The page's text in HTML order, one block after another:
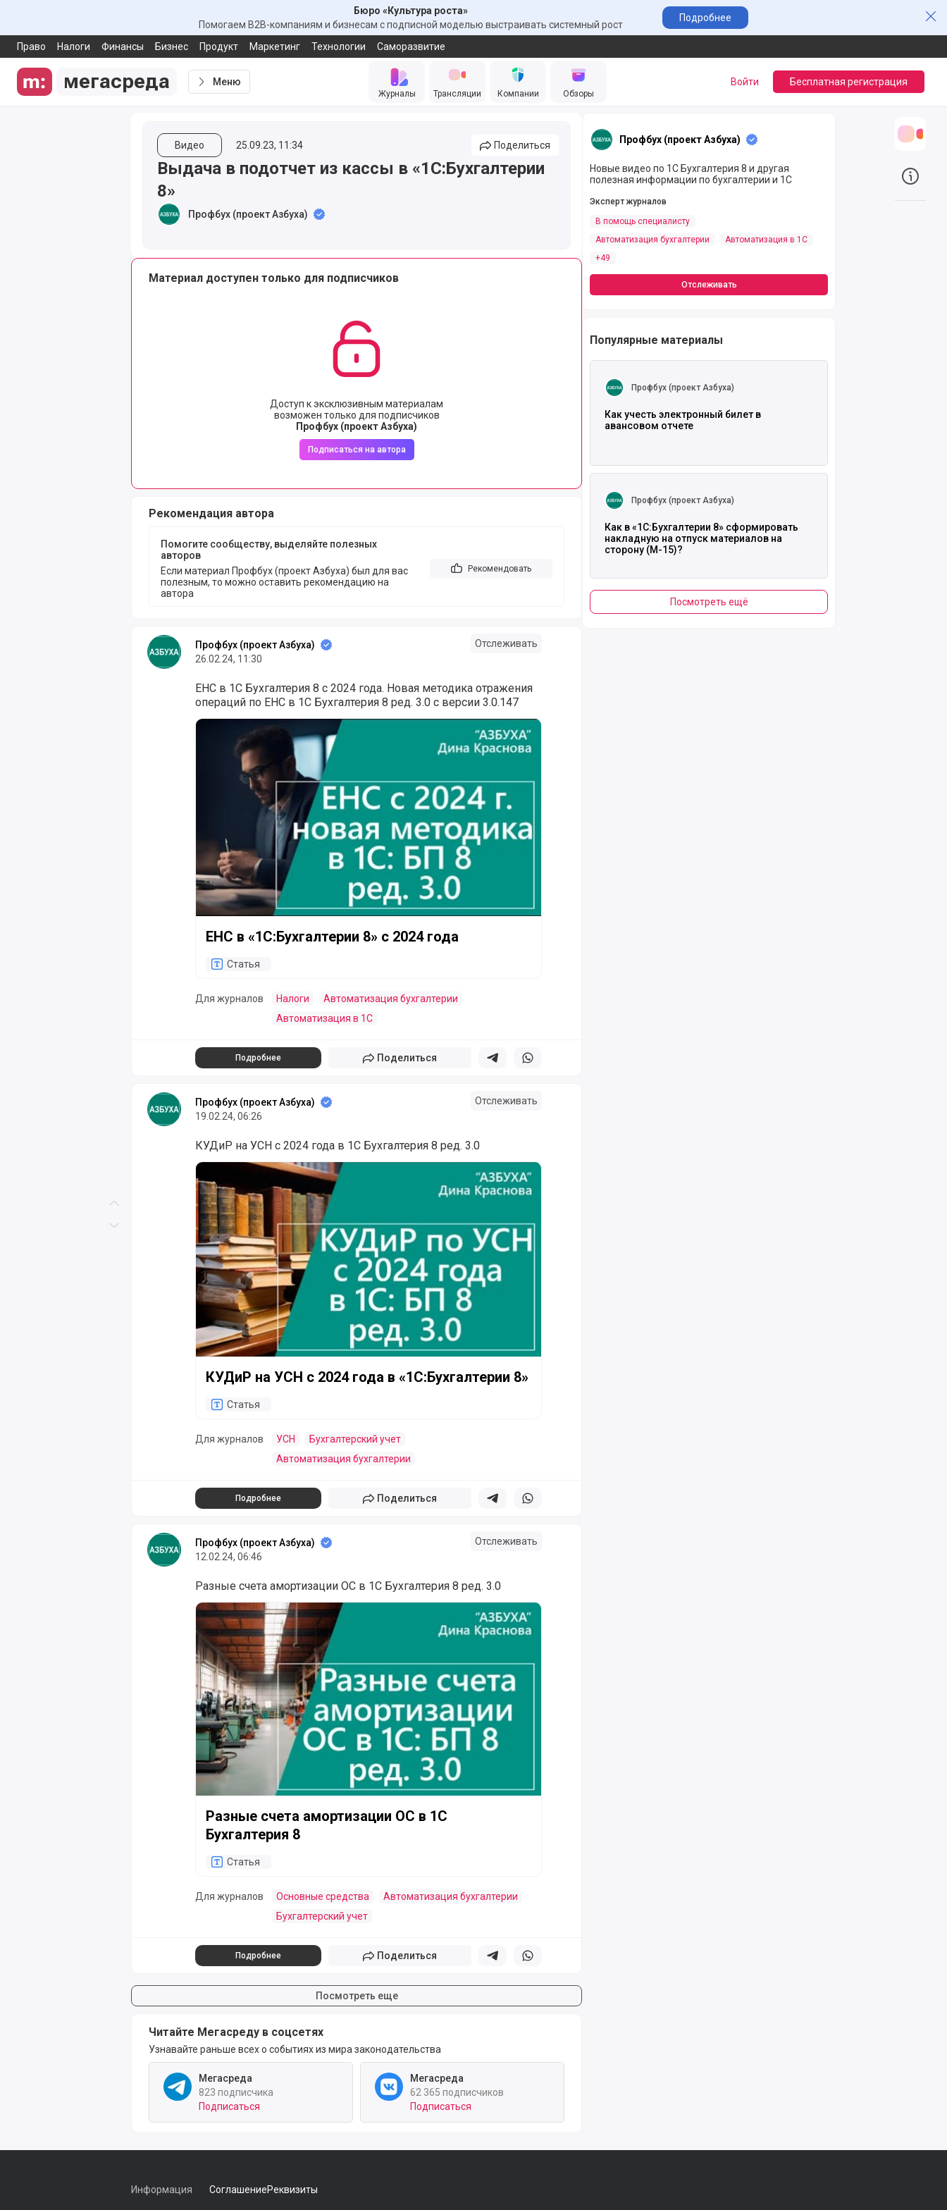
Бюро «Культура роста»
Помогаем B2B-компаниям и бизнесам с подписной моделью выстраивать системный рост
Подробнее
Право Налоги Финансы Бизнес Продукт Маркетинг Технологии Саморазвитие
мегасреда Меню
Журналы Трансляции Компании Обзоры
Войти Бесплатная регистрация
Скролл вниз
Видео 25.09.23, 11:34 Поделиться
Выдача в подотчет из кассы в «1С:Бухгалтерии
8»
Профбух (проект Азбуха)
Материал доступен только для подписчиков
Доступ к эксклюзивным материалам
возможен только для подписчиков
Профбух (проект Азбуха)
Подписаться на автора
Рекомендация автора
Помогите сообществу, выделяйте полезных
авторов
Если материал Профбух (проект Азбуха) был для вас
полезным, то можно оставить рекомендацию на
автора
Рекомендовать
Профбух (проект Азбуха)
26.02.24, 11:30
Отслеживать
ЕНС в 1С Бухгалтерия 8 с 2024 года. Новая методика отражения
операций по ЕНС в 1С Бухгалтерия 8 ред. 3.0 с версии 3.0.147
ЕНС в «1С:Бухгалтерии 8» с 2024 года
ЕНС в «1С:Бухгалтерии 8» с 2024 года
Статья
Для журналов Налоги
Автоматизация бухгалтерии
Автоматизация в 1С
Подробнее Поделиться Поделиться в телеграм
Поделиться в whatsapp
Профбух (проект Азбуха)
19.02.24, 06:26
Отслеживать
КУДиР на УСН с 2024 года в 1С Бухгалтерия 8 ред. 3.0
КУДиР на УСН с 2024 года в «1С:Бухгалтерии 8»
КУДиР на УСН с 2024 года в «1С:Бухгалтерии 8»
Статья
Для журналов УСН
Бухгалтерский учет
Автоматизация бухгалтерии
Подробнее Поделиться Поделиться в телеграм
Поделиться в whatsapp
Профбух (проект Азбуха)
12.02.24, 06:46
Отслеживать
Разные счета амортизации ОС в 1С Бухгалтерия 8 ред. 3.0
Разные счета амортизации ОС в 1С Бухгалтерия 8
Разные счета амортизации ОС в 1С
Бухгалтерия 8
Статья
Для журналов Основные средства
Автоматизация бухгалтерии
Бухгалтерский учет
Подробнее Поделиться Поделиться в телеграм
Поделиться в whatsapp
Посмотреть еще
Читайте Мегасреду в соцсетях
Узнавайте раньше всех о событиях из мира законодательства
Мегасреда
823 подписчика
Подписаться
Мегасреда
62 365 подписчиков
Подписаться
Профбух (проект Азбуха)
Новые видео по 1С Бухгалтерия 8 и другая
полезная информации по бухгалтерии и 1С
Эксперт журналов
В помощь специалисту
Автоматизация бухгалтерии
Автоматизация в 1С
+49
Отслеживать
Популярные материалы
Профбух (проект Азбуха)
Как учесть электронный билет в
авансовом отчете
Профбух (проект Азбуха)
Как в «1С:Бухгалтерии 8» сформировать
накладную на отпуск материалов на
сторону (М-15)?
Посмотреть ещё
О
Информация СоглашениеРеквизиты